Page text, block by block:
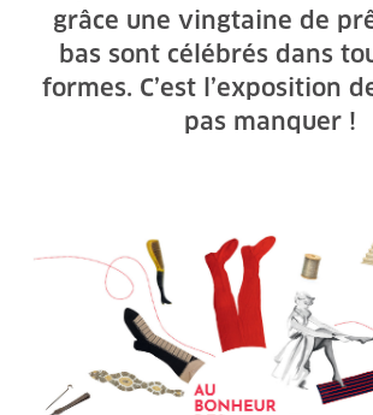
grâce une vingtaine de
bas sont célébrés dans
formes. C’est l’exposition
pas manquer !